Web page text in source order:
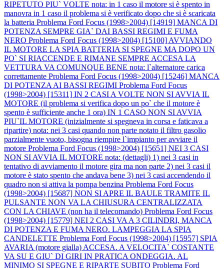
RIPETUTO PIU` VOLTE nota: in 1 caso il motore si è spento in
manovra in 1 caso il problema si è verificato dopo che si è scaricata
la batteria Problema Ford Focus (1998>2004) [14919] MANCA DI
POTENZA SEMPRE GIA` DAI BASSI REGIMI E FUMA
NERO Problema Ford Focus (1998>2004) [15100] AVVIANDO
IL MOTORE LA SPIA BATTERIA SI SPEGNE MA DOPO UN
PO` SI RIACCENDE E RIMANE SEMPRE ACCESA LA
VETTURA VA COMUNQUE BENE nota: l`alternatore carica
correttamente Problema Ford Focus (1998>2004) [15246] MANCA
DI POTENZA AI BASSI REGIMI Problema Ford Focus
(1998>2004) [15311] IN 2 CASI A VOLTE NON SI AVVIA IL
MOTORE (il problema si verifica dopo un po` che il motore è
spento è sufficiente anche 1 ora) IN 1 CASO NON SI AVVIA
PIU`IL MOTORE (inizialmente si spegneva in corsa e faticava a
ripartire) nota: nei 3 casi quando non parte notato il filtro gasolio
parzialmente vuoto, bisogna riempire l`impianto per avviare il
motore Problema Ford Focus (1998>2004) [15651] NEI 3 CASI
NON SI AVVIA IL MOTORE nota: (dettagli) 1) nei 3 casi in
tentativo di avviamento il motore gira ma non parte 2) nei 3 casi il
motore è stato spento che andava bene 3) nei 3 casi accendendo il
quadro non si attiva la pompa benzina Problema Ford Focus
(1998>2004) [15687] NON SI APRE IL BAULE TRAMITE IL
PULSANTE NON VA LA CHIUSURA CENTRALIZZATA
CON LA CHIAVE (non ha il telecomando) Problema Ford Focus
(1998>2004) [15779] NEI 2 CASI VA A 3 CILINDRI, MANCA
DI POTENZA E FUMA NERO. LAMPEGGIA LA SPIA
CANDELETTE Problema Ford Focus (1998>2004) [15957] SPIA
AVARIA (motore gialla) ACCESA. A VELOCITA` COSTANTE
VA SU E GIU` DI GIRI IN PRATICA ONDEGGIA. AL
MINIMO SI SPEGNE E RIPARTE SUBITO Problema Ford